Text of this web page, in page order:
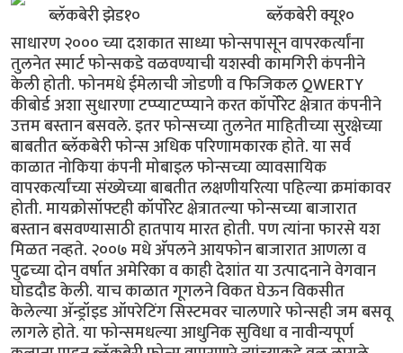
ब्लॅकबेरी झेड१० ब्लॅकबेरी क्यू१०
साधारण २००० च्या दशकात साध्या फोन्सपासून वापरकर्त्यांना
तुलनेत स्मार्ट फोन्सकडे वळवण्याची यशस्वी कामगिरी कंपनीने
केली होती. फोनमधे ईमेलाची जोडणी व फिजिकल QWERTY
कीबोर्ड अशा सुधारणा टप्प्याटप्प्याने करत कॉर्पोरेट क्षेत्रात कंपनीने
उत्तम बस्तान बसवले. इतर फोन्सच्या तुलनेत माहितीच्या सुरक्षेच्या
बाबतीत ब्लॅकबेरी फोन्स अधिक परिणामकारक होते. या सर्व
काळात नोकिया कंपनी मोबाइल फोन्सच्या व्यावसायिक
वापरकर्त्यांच्या संख्येच्या बाबतीत लक्षणीयरित्या पहिल्या क्रमांकावर
होती. मायक्रोसॉफ्टही कॉर्पोरेट क्षेत्रातल्या फोन्सच्या बाजारात
बस्तान बसवण्यासाठी हातपाय मारत होती. पण त्यांना फारसे यश
मिळत नव्हते. २००७ मधे अ‍ॅपलने आयफोन बाजारात आणला व
पुढच्या दोन वर्षात अमेरिका व काही देशांत या उत्पादनाने वेगवान
घोडदौड केली. याच काळात गूगलने विकत घेऊन विकसीत
केलेल्या अ‍ॅन्ड्रॉइड ऑपरेटिंग सिस्टमवर चालणारे फोन्सही जम बसवू
लागले होते. या फोन्समधल्या आधुनिक सुविधा व नावीन्यपूर्ण